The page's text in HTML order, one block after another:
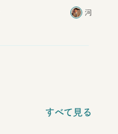
河野有
すべて見る